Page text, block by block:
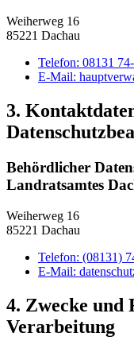
Weiherweg 16
85221 Dachau
Telefon: 08131
E-Mail:
3.
Behördlicher
Landratsamtes
Weiherweg 16
85221 Dachau
Telefon: (08131)
E-Mail:
4. Zwecke und
Verarbeitung